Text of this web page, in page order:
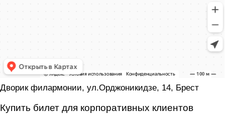
Дворик филармонии, ул.Орджоникидзе, 14, Брест
Купить билет для корпоративных клиентов